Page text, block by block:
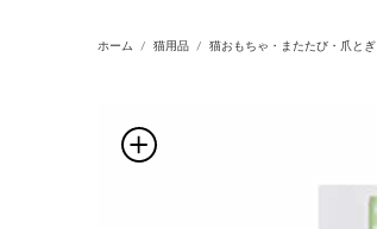
ホーム 猫用品 猫おもちゃ・またたび・爪とぎ